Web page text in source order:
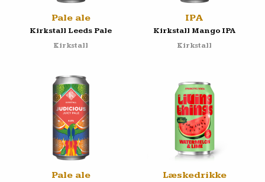
Pale ale
Kirkstall Leeds Pale
Kirkstall
IPA
Kirkstall Mango IPA
Kirkstall
Pale ale Læskedrikke